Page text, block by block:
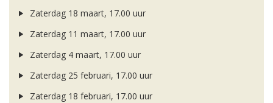
Zaterdag 18 maart, 17.00 uur
Zaterdag 11 maart, 17.00 uur
Zaterdag 4 maart, 17.00 uur
Zaterdag 25 februari, 17.00 uur
Zaterdag 18 februari, 17.00 uur